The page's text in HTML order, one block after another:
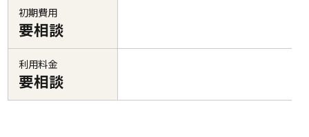
初期費用
要相談
利用料金
要相談